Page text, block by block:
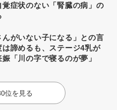
覚症状のない「腎臓の病」の
んがいない子になる」との言
は諦めるも、ステージ4乳が
娠「川の字で寝るのが夢」
位を見る